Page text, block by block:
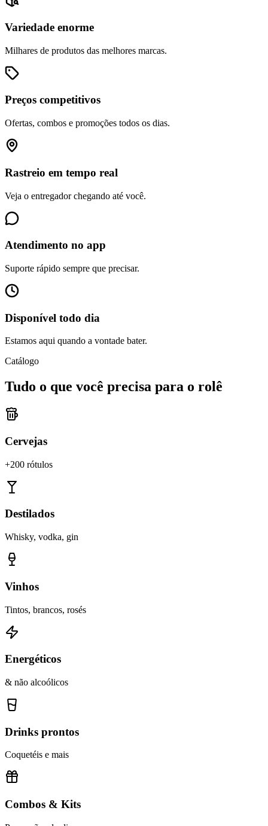
Variedade enorme
Milhares de produtos das melhores marcas.
Preços competitivos
Ofertas, combos e promoções todos os dias.
Rastreio em tempo real
Veja o entregador chegando até você.
Atendimento no app
Suporte rápido sempre que precisar.
Disponível todo dia
Estamos aqui quando a vontade bater.
Catálogo
Tudo o que você precisa para o rolê
Cervejas
+200 rótulos
Destilados
Whisky, vodka, gin
Vinhos
Tintos, brancos, rosés
Energéticos
& não alcoólicos
Drinks prontos
Coquetéis e mais
Combos & Kits